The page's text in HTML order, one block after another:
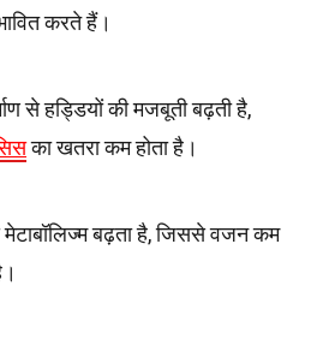
करते हैं।
से हड्डियों की मजबूती बढ़ती है,
का खतरा कम होता है।
मेटाबॉलिज्म बढ़ता है, जिससे वजन कम